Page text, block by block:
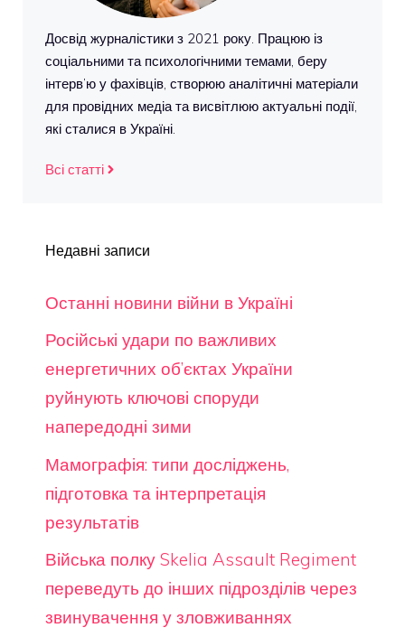
Досвід журналістики з 2021 року. Працюю із
соціальними та психологічними темами, беру
інтерв’ю у фахівців, створюю аналітичні матеріали
для провідних медіа та висвітлюю актуальні події,
які сталися в Україні.
Всі статті
Недавні записи
Останні новини війни в Україні
Російські удари по важливих
енергетичних об’єктах України
руйнують ключові споруди
напередодні зими
Мамографія: типи досліджень,
підготовка та інтерпретація
результатів
Війська полку Skelia Assault Regiment
переведуть до інших підрозділів через
звинувачення у зловживаннях